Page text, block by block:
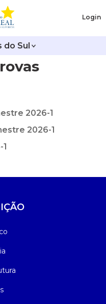
Login
do Sul
2026-1
2026-1